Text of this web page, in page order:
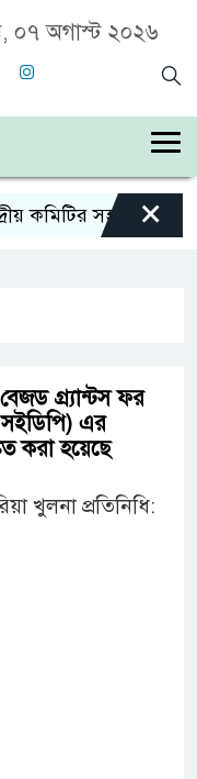
০৭ অগাস্ট ২০২৬
কমিটির সহ-সভাপতি
×
গ্র্যান্টস ফর
এর
করা হয়েছে
খুলনা প্রতিনিধি: